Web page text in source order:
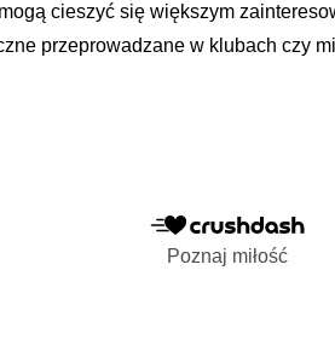
cieszyć się większym
przeprowadzane w klubach czy
Poznaj miłość